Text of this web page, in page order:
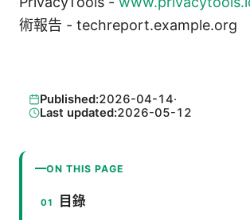
術報告 - techreport.example.org
Published:2026-04-14·
Last updated:2026-05-12
ON THIS PAGE
目錄